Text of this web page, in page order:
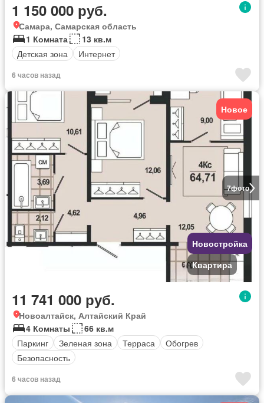
1 150 000 руб.
Самара, Самарская область
1 Комната
13 кв.м
Детская зона
Интернет
6 часов назад
7фото
Новое
Новостройка
Квартира
11 741 000 руб.
Новоалтайск, Алтайский Край
4 Комнаты
66 кв.м
Паркинг
Зеленая зона Терраса
Обогрев
Безопасность
6 часов назад